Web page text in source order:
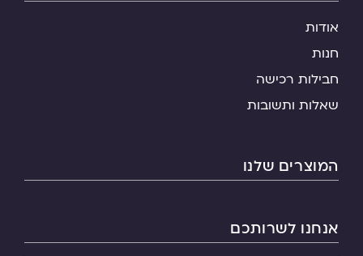
אודות
חנות
חבילות רכישה
שאלות ותשובות
המוצרים שלנו
אנחנו לשרותכם